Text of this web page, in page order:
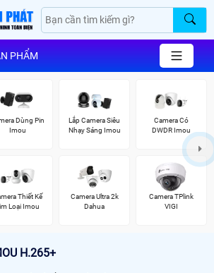
PHẨM
Dùng Pin
Imou
Lắp Camera Siêu
Nhạy Sáng Imou
Camera Có
DWDR Imou
Thiết Kế
Loại Imou
Camera Ultra 2k
Dahua
Camera TPlink
VIGI
H.265+